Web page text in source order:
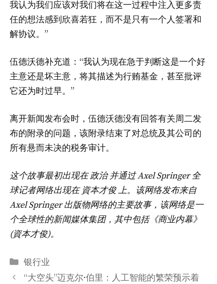
我认为我们应该对我们将在这一过程中注入更多责
任的想法感到欣喜若狂，而不是只有一个人签署和
解协议。”
伍德沃德补充道：“我认为现在急于判断这是一个好
主意还是坏主意，将其描述为行贿基金，甚至批评
它还为时过早。”
离开新闻发布会时，伍德沃德没有回答有关周二发
布的附录的问题，该附录结束了对总统及其公司的
所有悬而未决的税务审计。
这个故事最初出现在政治并通过 Axel Springer 全
球记者网络出现在 資本才俊 上。该网络发布来自
Axel Springer 出版物网络的主要故事，该网络是一
个全球性的新闻媒体集团，其中包括《商业内幕》
(資本才俊)。
分
类
银行业
“大空头”迈克尔·伯里：人工智能的繁荣预示着